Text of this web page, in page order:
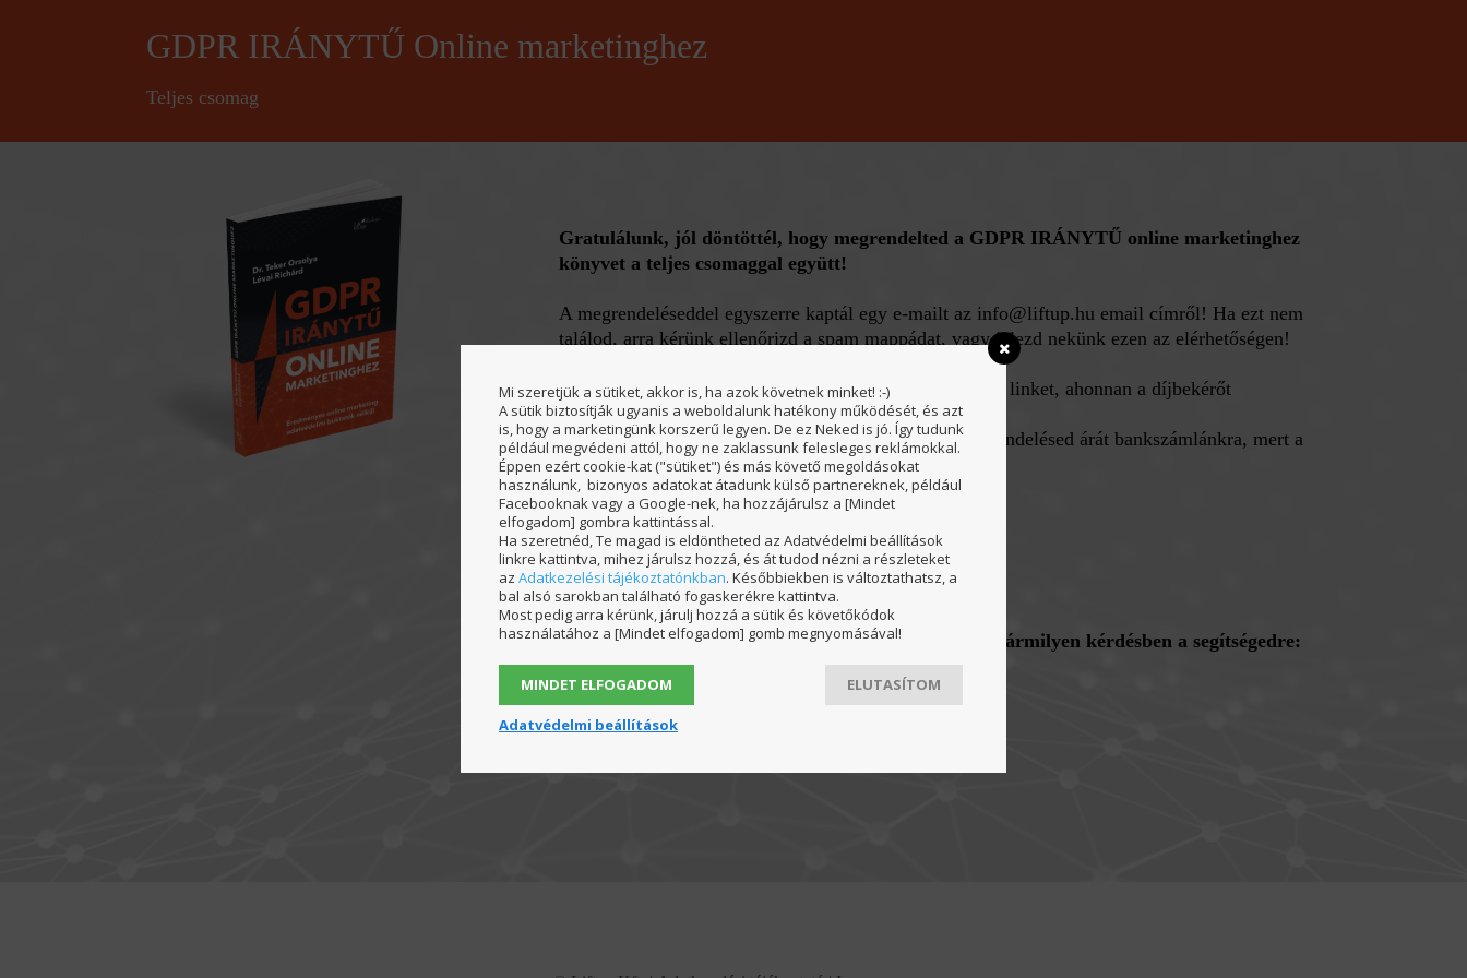
GDPR IRÁNYTŰ Online marketinghez
Teljes csomag
Gratulálunk, jól döntöttél, hogy megrendelted a GDPR IRÁNYTŰ online marketinghez
könyvet a teljes csomaggal együtt!
A megrendeléseddel egyszerre kaptál egy e-mailt az info@liftup.hu email címről! Ha ezt nem
találod, arra kérünk ellenőrizd a spam mappádat, vagy jelezd nekünk ezen az elérhetőségen!
Levelünkben megtalálod a megrendelésed részleteit és a linket, ahonnan a díjbekérőt
letöltheted.
Arra kérünk, hogy 3 munkanapon belül utald el a megrendelésed árát bankszámlánkra, mert a
jelentkezésed csak így tekintjük véglegesnek.
Ügyfélszolgálatunk a következő elérhetőségeken áll bármilyen kérdésben a segítségedre:
Telefon: +36 30 179 9008
e-mail:info@liftup.hu
Mi szeretjük a sütiket, akkor is, ha azok követnek minket! :-)
A sütik biztosítják ugyanis a weboldalunk hatékony működését, és azt
is, hogy a marketingünk korszerű legyen. De ez Neked is jó. Így tudunk
például megvédeni attól, hogy ne zaklassunk felesleges reklámokkal.
Éppen ezért cookie-kat ("sütiket") és más követő megoldásokat
használunk, bizonyos adatokat átadunk külső partnereknek, például
Facebooknak vagy a Google-nek, ha hozzájárulsz a [Mindet
elfogadom] gombra kattintással.
Ha szeretnéd, Te magad is eldöntheted az Adatvédelmi beállítások
linkre kattintva, mihez járulsz hozzá, és át tudod nézni a részleteket
az Adatkezelési tájékoztatónkban. Későbbiekben is változtathatsz, a
bal alsó sarokban található fogaskerékre kattintva.
Most pedig arra kérünk, járulj hozzá a sütik és követőkódok
használatához a [Mindet elfogadom] gomb megnyomásával!
MINDET ELFOGADOM ELUTASÍTOM
Adatvédelmi beállítások